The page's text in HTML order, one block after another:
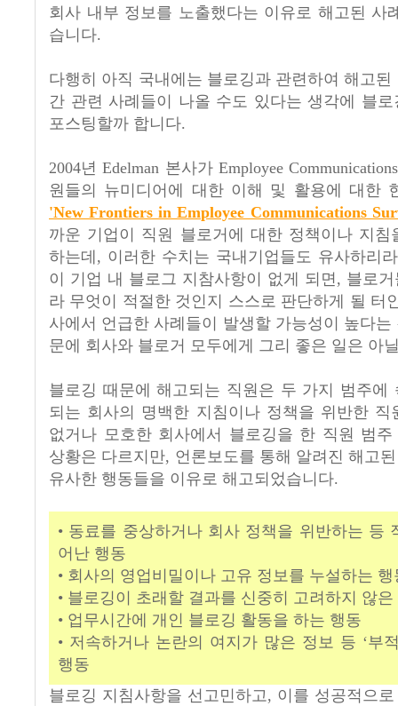
회사 내부 정보를 노출했다는 이유로 해고된 사
습니다.
다행히 아직 국내에는 블로깅과 관련하여 해고
간 관련 사례들이 나올 수도 있다는 생각에 블
포스팅할까 합니다.
2004년 Edelman 본사가 Employee
원들의 뉴미디어에 대한 이해 및 활용에 대한
'New Frontiers in Employee Communications
까운 기업이 직원 블로거에 대한 정책이나 지
하는데, 이러한 수치는 국내기업들도 유사하리
이 기업 내 블로그 지참사항이 없게 되면, 블로
라 무엇이 적절한 것인지 스스로 판단하게 될 터
사에서 언급한 사례들이 발생할 가능성이 높다
문에 회사와 블로거 모두에게 그리 좋은 일은 아
블로깅 때문에 해고되는 직원은 두 가지 범주에
되는 회사의 명백한 지침이나 정책을 위반한
없거나 모호한 회사에서 블로깅을 한 직원 범
상황은 다르지만, 언론보도를 통해 알려진 해고
유사한 행동들을 이유로 해고되었습니다.
• 동료를 중상하거나 회사 정책을 위반하는 등
어난 행동
• 회사의 영업비밀이나 고유 정보를 누설하는 행
• 블로깅이 초래할 결과를 신중히 고려하지 않은
• 업무시간에 개인 블로깅 활동을 하는 행동
• 저속하거나 논란의 여지가 많은 정보 등 ‘부
행동
블로깅 지침사항을 선고민하고, 이를 성공적으